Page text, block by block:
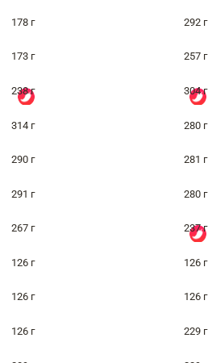
178 г 292 г
173 г 257 г
238 г 304 г
314 г 280 г
290 г 281 г
291 г 280 г
267 г 237 г
126 г 126 г
126 г 126 г
126 г 229 г